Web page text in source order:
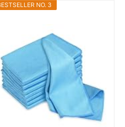
NO. 3